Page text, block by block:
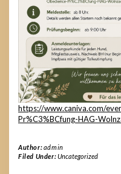
https://www.caniva.com/
Pr%C3%BCfung-HAG-
Author:admin
Filed Under:Uncategorized